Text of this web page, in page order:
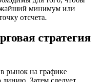
минимум или
отсчета.
стратегия
рынок на графике